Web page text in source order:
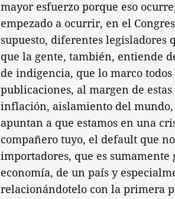
mayor esfuerzo porque eso
empezado a ocurrir, en el
supuesto, diferentes legisladores
que la gente, también, entiende
de indigencia, que lo marco
publicaciones, al margen de
inflación, aislamiento del mundo,
apuntan a que estamos en una
compañero tuyo, el default que
importadores, que es
economía, de un país y
relacionándotelo con la primera